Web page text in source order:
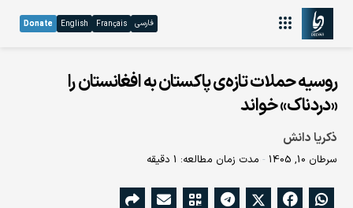
فارسی Français
English
Donate
روسیه حملات تازه‌ی پاکستان به افغانستان را
«دردناک» خواند
ذکریا دانش
سرطان 10, 1405 مدت زمان مطالعه: 1 دقیقه